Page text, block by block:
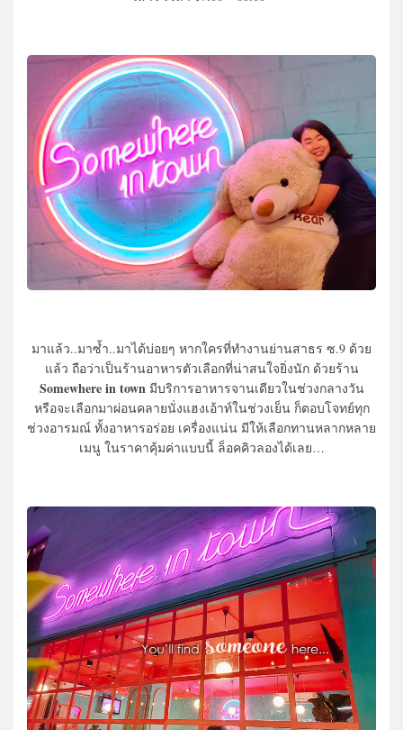
มาแล้ว..มาซ้ำ..มาได้บ่อยๆ หากใครที่ทำงานย่านสาธร ซ.9 ด้วย
แล้ว ถือว่าเป็นร้านอาหารตัวเลือกที่น่าสนใจยิ่งนัก ด้วยร้าน
Somewhere in town มีบริการอาหารจานเดียวในช่วงกลางวัน
หรือจะเลือกมาผ่อนคลายนั่งแฮงเอ้าท์ในช่วงเย็น ก็ตอบโจทย์ทุก
ช่วงอารมณ์ ทั้งอาหารอร่อย เครื่องแน่น มีให้เลือกทานหลากหลาย
เมนู ในราคาคุ้มค่าแบบนี้ ล็อคคิวลองได้เลย…